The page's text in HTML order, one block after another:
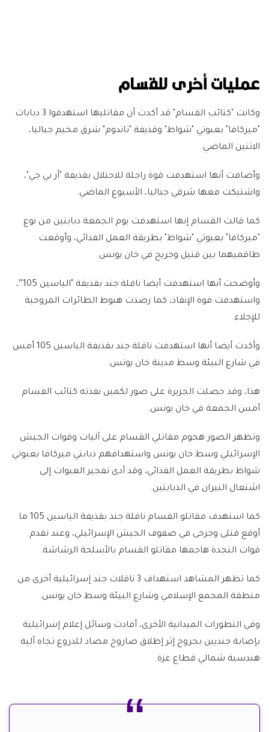
عمليات أخرى للقسام
وكانت "كتائب القسام" قد أكدت أن مقاتليها استهدفوا 3 دبابات
"ميركافا" بعبوتي "شواظ" وقذيفة "تاندوم" شرق مخيم جباليا،
الاثنين الماضي.
وأضافت أنها استهدفت قوة راجلة للاحتلال بقذيفة "آر بي جي"،
واشتبكت معها شرقي جباليا، الأسبوع الماضي.
كما قالت القسام إنها استهدفت يوم الجمعة دبابتين من نوع
"ميركافا" بعبوتي "شواظ" بطريقة العمل الفدائي، وأوقعت
طاقميهما بين قتيل وجريح في خان يونس.
وأوضحت أنها استهدفت أيضا ناقلة جند بقذيفة "الياسين 105″،
واستهدفت قوة الإنقاذ، كما رصدت هبوط الطائرات المروحية
للإجلاء.
وأكدت أيضا أنها استهدفت ناقلة جند بقذيفة الياسين 105 أمس
في شارع البيئة وسط مدينة خان يونس.
هذا، وقد حصلت الجزيرة على صور لكمين نفذته كتائب القسام
أمس الجمعة في خان يونس.
وتظهر الصور هجوم مقاتلي القسام على آليات وقوات الجيش
الإسرائيلي وسط خان يونس واستهدافهم دبابتي ميركافا بعبوتي
شواظ بطريقة العمل الفدائي، وقد أدى تفجير العبوات إلى
اشتعال النيران في الدبابتين.
كما استهدف مقاتلو القسام ناقلة جند بقذيفة الياسين 105 ما
أوقع قتلى وجرحى في صفوف الجيش الإسرائيلي، وعند تقدم
قوات النجدة هاجمها مقاتلو القسام بالأسلحة الرشاشة.
كما تظهر المشاهد استهداف 3 ناقلات جند إسرائيلية أخرى من
منطقة المجمع الإسلامي وشارع البيئة وسط خان يونس.
وفي التطورات الميدانية الأخرى، أفادت وسائل إعلام إسرائيلية
بإصابة جنديين بجروح إثر إطلاق صاروخ مضاد للدروع تجاه آلية
هندسية شمالي قطاع غزة.